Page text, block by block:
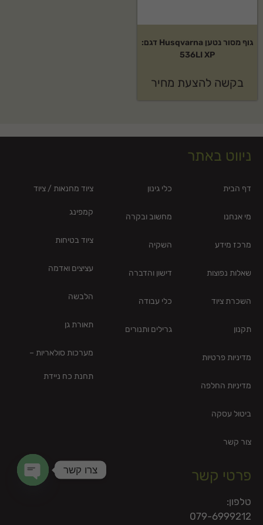
גוף מסור נטען Husqvarna דגם:
536LI XP
בקשה להצעת מחיר
ניווט באתר
דף הבית
מי אנחנו
מרכז מידע
שאלות נפוצות
השכרת ציוד
תקנון
מדיניות פרטיות
מדיניות החלפה
ביטול עסקה
צור קשר
כלי גינון
מחשוב ובקרה
השקיה
דישון והדברה
כלי עבודה
גרילים ותנורים
ציוד מחנאות / ציוד
קמפינג
ציוד בטיחות
עציצים ואדמה
הלבשה
תאורת גן
מערכות סולאריות –
תחנת כח ניידת
פרטי קשר
טלפון:
079-6999212
צרו קשר